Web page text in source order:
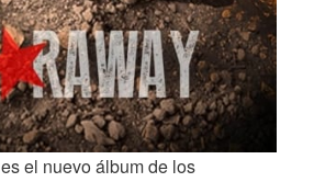
es el nuevo álbum de los